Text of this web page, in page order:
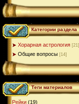
Категории раздела
Хорарная астрология [21]
Общие вопросы [14]
Теги материалов
Рейки (19)